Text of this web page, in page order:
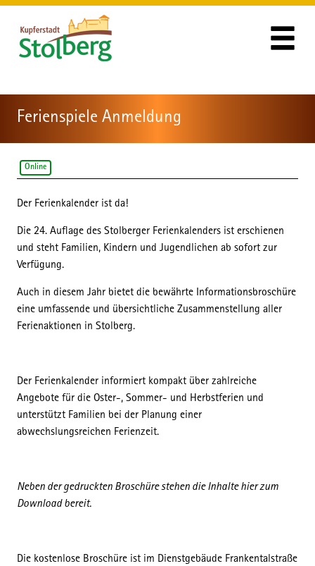
Zum Hauptinhalt springen
Zum Header
Zum Hauptinhalt
Zum Footer
Ferienspiele Anmeldung
Online
Beschreibung
Der Ferienkalender ist da!
Die 24. Auflage des Stolberger Ferienkalenders ist erschienen
und steht Familien, Kindern und Jugendlichen ab sofort zur
Verfügung.
Auch in diesem Jahr bietet die bewährte Informationsbroschüre
eine umfassende und übersichtliche Zusammenstellung aller
Ferienaktionen in Stolberg.
Der Ferienkalender informiert kompakt über zahlreiche
Angebote für die Oster-, Sommer- und Herbstferien und
unterstützt Familien bei der Planung einer
abwechslungsreichen Ferienzeit.
Neben der gedruckten Broschüre stehen die Inhalte hier zum
Download bereit.
Die kostenlose Broschüre ist im Dienstgebäude Frankentalstraße